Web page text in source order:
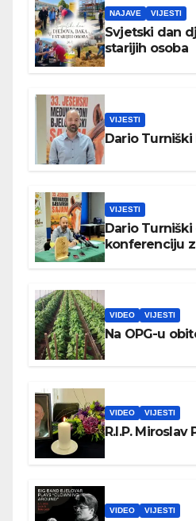
NAJAVE VIJESTI
Svjetski dan
starijih osoba
VIJESTI
Dario Turniški
VIJESTI
Dario
konferenciju
VIDEO VIJESTI
Na OPG-u
VIDEO VIJESTI
R.I.P. Miroslav
VIDEO VIJESTI